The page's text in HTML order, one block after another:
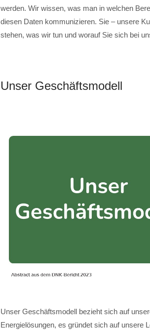
werden. Wir wissen, was man in welchen
diesen Daten kommunizieren. Sie – unsere
stehen, was wir tun und worauf Sie sich bei
Unser Geschäftsmodell
Unser Geschäftsmodell bezieht sich auf
Energielösungen, es gründet sich auf unsere